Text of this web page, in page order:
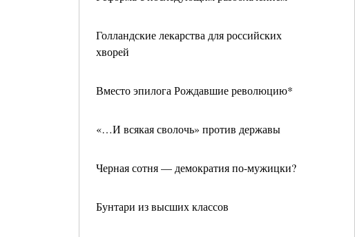
Голландские лекарства для российских
хворей
Вместо эпилога Рождавшие революцию*
«…И всякая сволочь» против державы
Черная сотня — демократия по-мужицки?
Бунтари из высших классов